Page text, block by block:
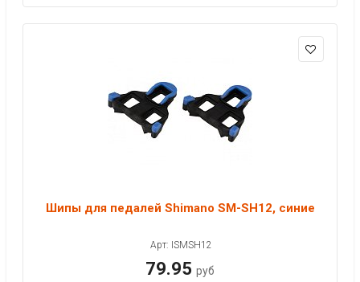
Шипы для педалей Shimano SM-SH12, синие
Арт: ISMSH12
79.95 руб